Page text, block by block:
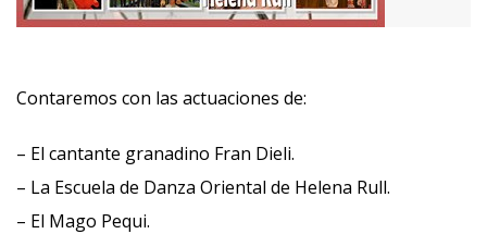
Contaremos con las actuaciones de:
– El cantante granadino Fran Dieli.
– La Escuela de Danza Oriental de Helena Rull.
– El Mago Pequi.